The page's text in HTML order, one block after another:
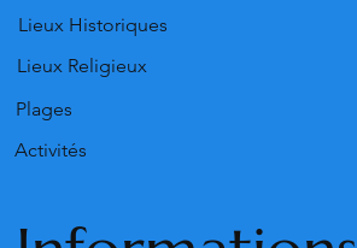
Lieux Historiques
Lieux Religieux
Plages
Activités